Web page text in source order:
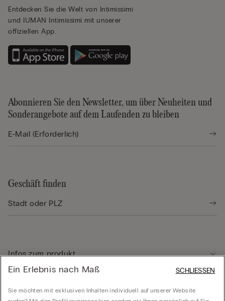
Entdecken Sie die Welt von Intimissimi
und IUMAN Intimissimi mit unserer
offiziellen App.
Abonnieren Sie den Newsletter, um über Neuheiten und
Sonderangebote auf dem Laufenden zu bleiben
Geschäft finden
Infos zum produkt
Ein Erlebnis nach Maß
Sie möchten mit exklusiven Inhalten individuell auf unserer Website
SCHLIESSEN